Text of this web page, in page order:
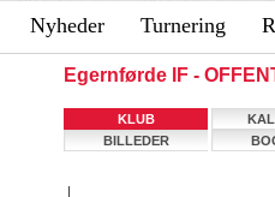
Nyheder Turnering
Egernførde IF -
KLUB
BILLEDER